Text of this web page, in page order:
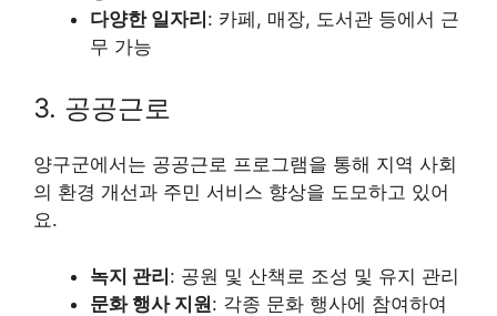
다양한 일자리: 카페, 매장, 도서관 등에서 근
무 가능
3. 공공근로
양구군에서는 공공근로 프로그램을 통해 지역 사회
의 환경 개선과 주민 서비스 향상을 도모하고 있어
요.
녹지 관리: 공원 및 산책로 조성 및 유지 관리
문화 행사 지원: 각종 문화 행사에 참여하여